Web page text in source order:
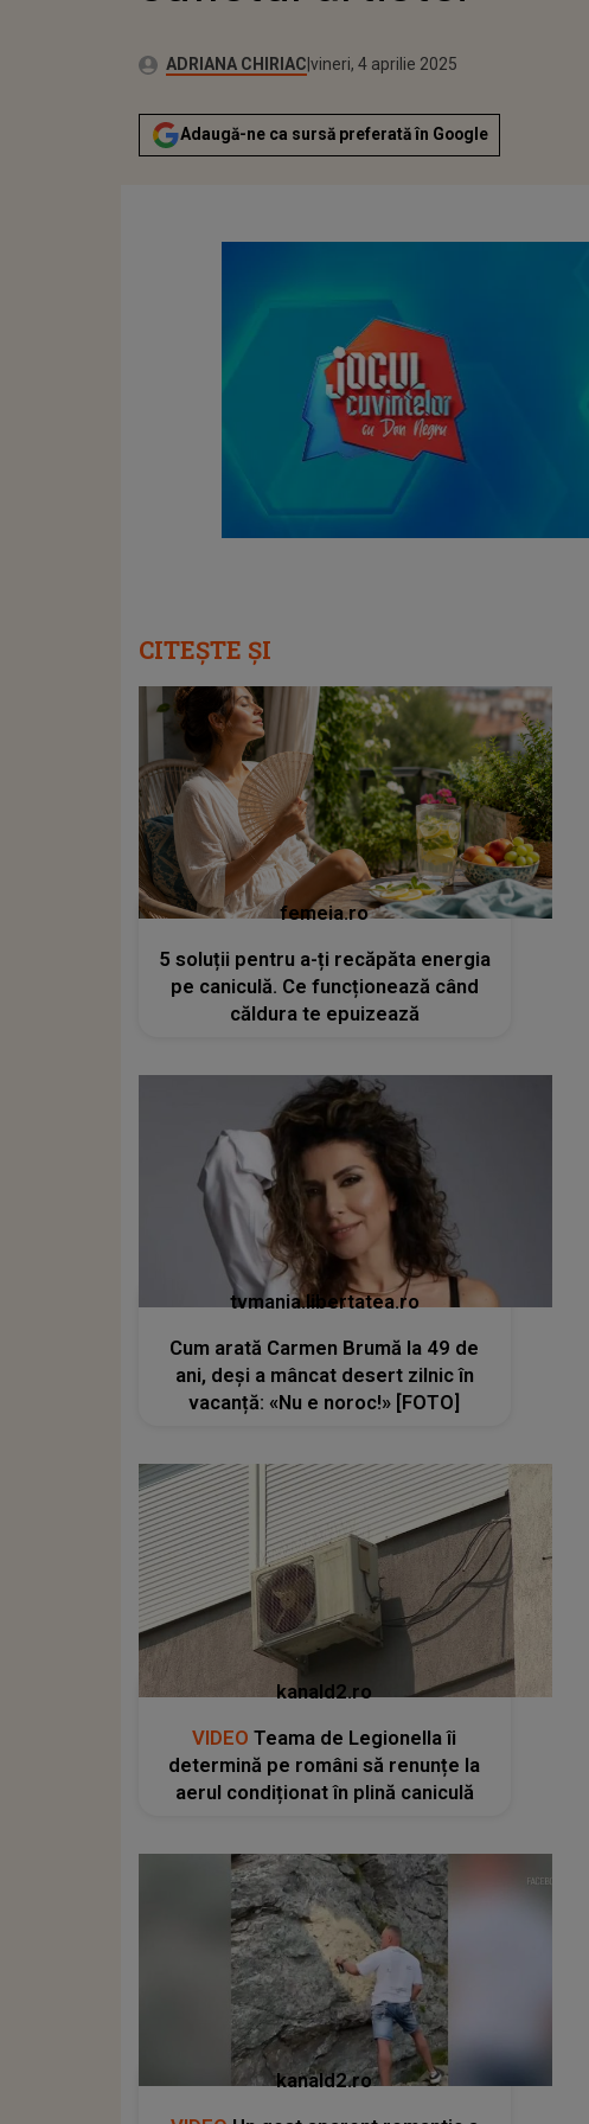
Autor:ADRIANA CHIRIACPublicat:
vineri, 4 aprilie 2025
Actualizat:
vineri, 4 aprilie 2025
Adaugă-ne ca sursă preferată în Google
CITEȘTE ȘI
femeia.ro
5 soluții pentru a-ți recăpăta energia
pe caniculă. Ce funcționează când
căldura te epuizează
tvmania.libertatea.ro
Cum arată Carmen Brumă la 49 de
ani, deși a mâncat desert zilnic în
vacanță: «Nu e noroc!» [FOTO]
kanald2.ro
VIDEO Teama de Legionella îi
determină pe români să renunțe la
aerul condiționat în plină caniculă
kanald2.ro